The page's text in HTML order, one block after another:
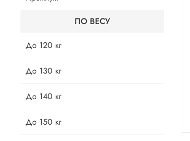
ПО ВЕСУ
До 120 кг
До 130 кг
До 140 кг
До 150 кг